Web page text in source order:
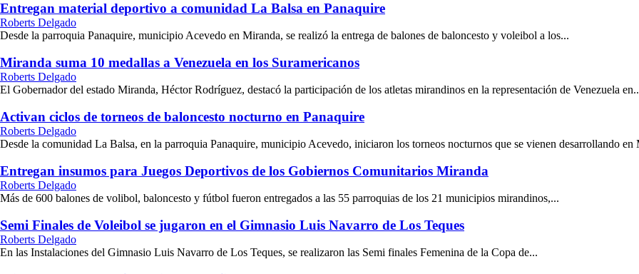
Entregan material deportivo a comunidad La Balsa en Panaquire
Roberts Delgado
Desde la parroquia Panaquire, municipio Acevedo en Miranda, se realizó la entrega de balones de baloncesto y voleibol a los...
Miranda suma 10 medallas a Venezuela en los Suramericanos
Roberts Delgado
El Gobernador del estado Miranda, Héctor Rodríguez, destacó la participación de los atletas mirandinos en la representación de Venezuela
Activan ciclos de torneos de baloncesto nocturno en Panaquire
Roberts Delgado
Desde la comunidad La Balsa, en la parroquia Panaquire, municipio Acevedo, iniciaron los torneos nocturnos que se vienen desarrollando en
Entregan insumos para Juegos Deportivos de los Gobiernos Comunitarios Miranda
Roberts Delgado
Más de 600 balones de volibol, baloncesto y fútbol fueron entregados a las 55 parroquias de los 21 municipios mirandinos,...
Semi Finales de Voleibol se jugaron en el Gimnasio Luis Navarro de Los Teques
Roberts Delgado
En las Instalaciones del Gimnasio Luis Navarro de Los Teques, se realizaron las Semi finales Femenina de la Copa de...